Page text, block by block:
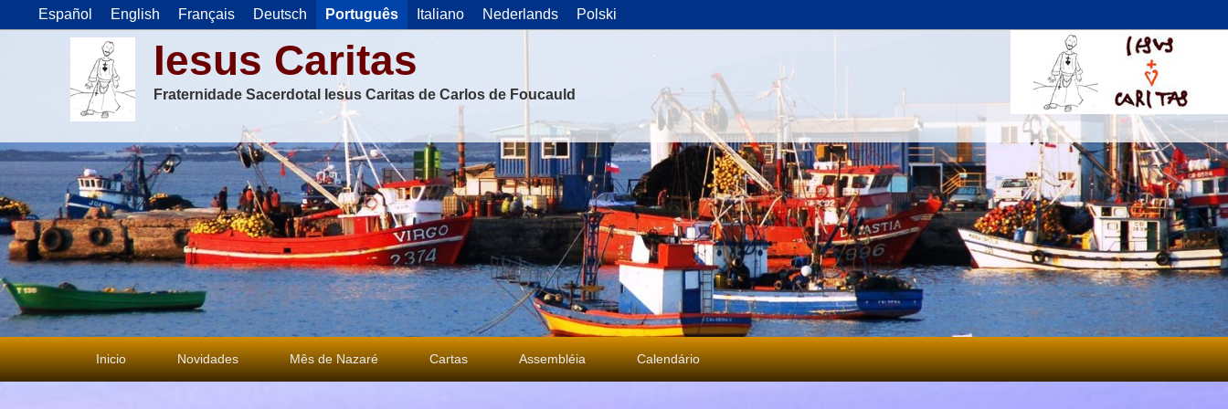
Español English Français Deutsch Português Italiano Nederlands Polski
Iesus Caritas
Fraternidade Sacerdotal Iesus Caritas de Carlos de Foucauld
Menu
principal
Inicio Novidades Mês de Nazaré Cartas Assembléia Calendário